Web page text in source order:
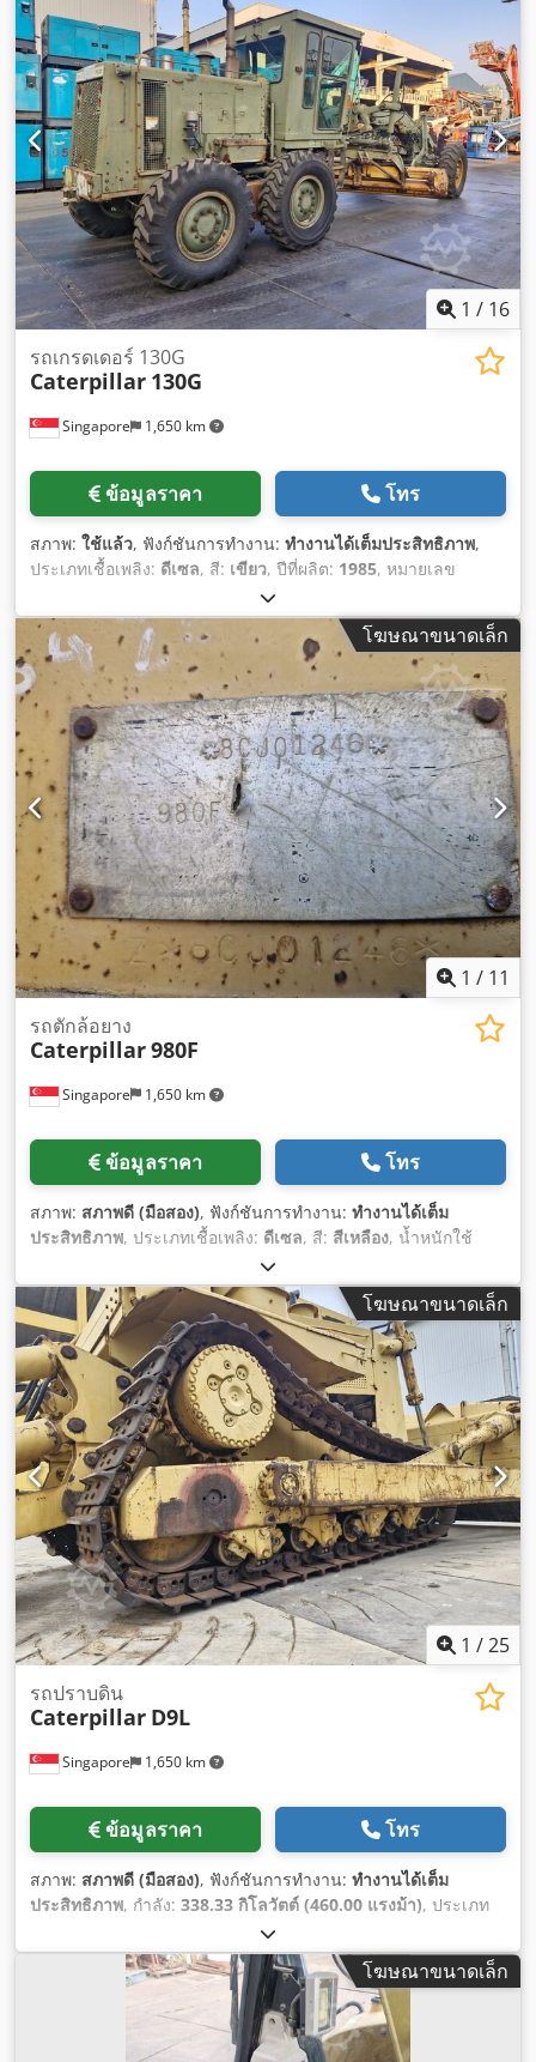
1 / 16
Singapore 1,650 km
รถเกรดเดอร์ 130G
Caterpillar 130G
ข้อมูลราคา โทร
สภาพ: ใช้แล้ว, ฟังก์ชันการทำงาน: ทำงานได้เต็มประสิทธิภาพ,
ประเภทเชื้อเพลิง: ดีเซล, สี: เขียว, ปีที่ผลิต: 1985, หมายเลข
7GB01296
โฆษณาขนาดเล็ก
1 / 11
Singapore 1,650 km
รถตักล้อยาง
Caterpillar980F
ข้อมูลราคา โทร
สภาพ: สภาพดี (มือสอง), ฟังก์ชันการทำงาน: ทำงานได้เต็ม
ประสิทธิภาพ, ประเภทเชื้อเพลิง: ดีเซล, สี: สีเหลือง, น้ำหนักใช้
1, ปีที่ผลิต:
เครื่องจักร/ยานพาหนะ:8CJ01246, อุปกรณ์:ห้องโดยสาร,
โฆษณาขนาดเล็ก
1 /25
Singapore 1,650 km
รถปราบดิน
Caterpillar D9L
ข้อมูลราคา โทร
สภาพ: สภาพดี (มือสอง), ฟังก์ชันการทำงาน: ทำงานได้เต็ม
ประสิทธิภาพ, กำลัง: 338.33 กิโลวัตต์ (460.00 แรงม้า), ประเภท
, จำนวนที่นั่ง:
7,148 h, หมายเลขเครื่องจักร/ยานพาหนะ:14Y02161, อุปกรณ์:
ห้องโดยสาร, ไฮดรอลิก, โฆษณาขนาดเล็ก